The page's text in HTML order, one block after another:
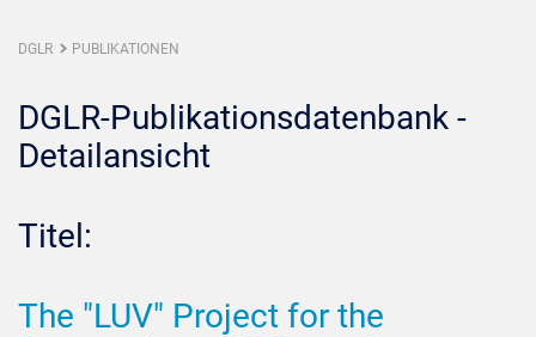
DGLR PUBLIKATIONEN
DGLR-Publikationsdatenbank -
Detailansicht
Titel:
The "LUV" Project for the